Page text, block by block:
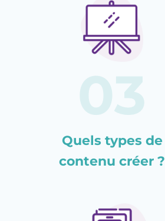
Quels types de
contenu créer ?